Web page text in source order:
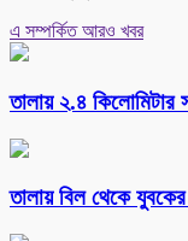
এ সম্পর্কিত আরও খবর
তালায় ২.৪ কিলোমিটার
তালায় বিল থেকে